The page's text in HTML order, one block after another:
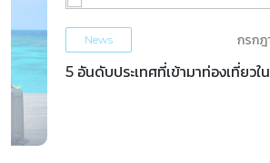
News กรกฎ
5 อันดับประเทศที่เข้ามาท่องเที่ยวใ